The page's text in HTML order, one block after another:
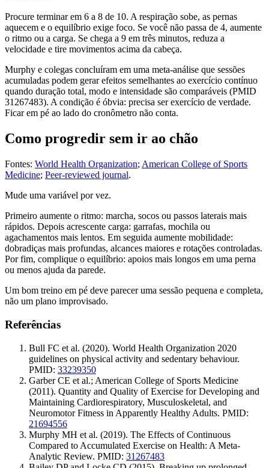
Procure terminar em 6 a 8 de 10. A respiração sobe, as pernas
aquecem e o equilíbrio exige foco. Se você não passa de 4, aumente
o ritmo ou a carga. Se chega a 9 em três minutos, reduza a
velocidade e tire movimentos acima da cabeça.
Murphy e colegas concluíram em uma meta-análise que sessões
acumuladas podem gerar efeitos semelhantes ao exercício contínuo
quando duração total, modo e intensidade são comparáveis (PMID
31267483). A condição é óbvia: precisa ser exercício de verdade.
Ficar em pé ao lado do cronômetro não conta.
Como progredir sem ir ao chão
Fontes: World Health Organization; American College of Sports
Medicine; Peer-reviewed journal.
Mude uma variável por vez.
Primeiro aumente o ritmo: marcha, socos ou passos laterais mais
rápidos. Depois acrescente carga: garrafas, mochila ou
agachamentos mais lentos. Em seguida aumente mobilidade:
dobradiças mais profundas, alcances maiores e rotações controladas.
Por fim, complique o equilíbrio: apoios mais longos em uma perna
ou menos ajuda da parede.
Um bom treino em pé deve parecer uma sessão pequena e completa,
não um plano improvisado.
Referências
Bull FC et al. (2020). World Health Organization 2020
guidelines on physical activity and sedentary behaviour.
PMID: 33239350
Garber CE et al.; American College of Sports Medicine
(2011). Quantity and Quality of Exercise for Developing and
Maintaining Cardiorespiratory, Musculoskeletal, and
Neuromotor Fitness in Apparently Healthy Adults. PMID:
21694556
Murphy MH et al. (2019). The Effects of Continuous
Compared to Accumulated Exercise on Health: A Meta-
Analytic Review. PMID: 31267483